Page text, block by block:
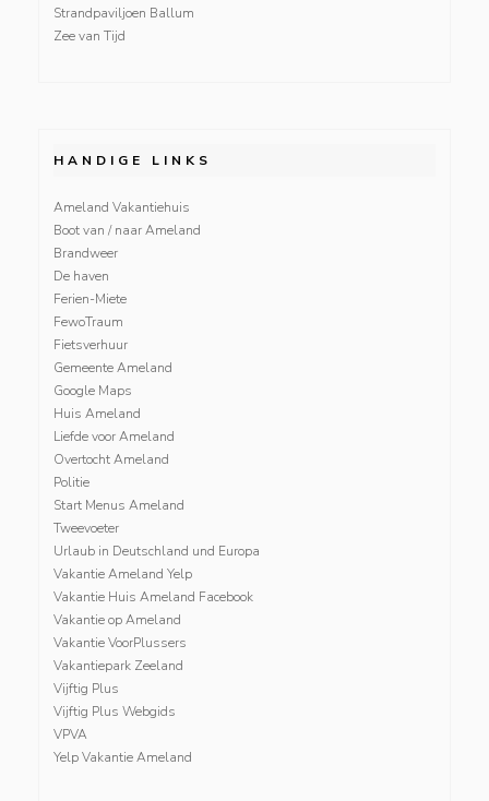
Strandpaviljoen Ballum
Zee van Tijd
HANDIGE LINKS
Ameland Vakantiehuis
Boot van / naar Ameland
Brandweer
De haven
Ferien-Miete
FewoTraum
Fietsverhuur
Gemeente Ameland
Google Maps
Huis Ameland
Liefde voor Ameland
Overtocht Ameland
Politie
Start Menus Ameland
Tweevoeter
Urlaub in Deutschland und Europa
Vakantie Ameland Yelp
Vakantie Huis Ameland Facebook
Vakantie op Ameland
Vakantie VoorPlussers
Vakantiepark Zeeland
Vijftig Plus
Vijftig Plus Webgids
VPVA
Yelp Vakantie Ameland